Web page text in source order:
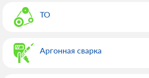
ТО
Аргонная сварка